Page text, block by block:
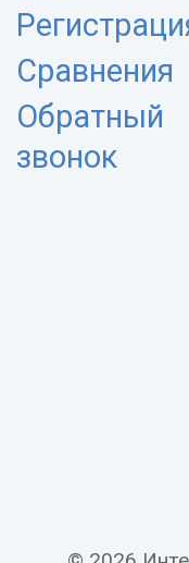
Сравнения
Обратный
звонок